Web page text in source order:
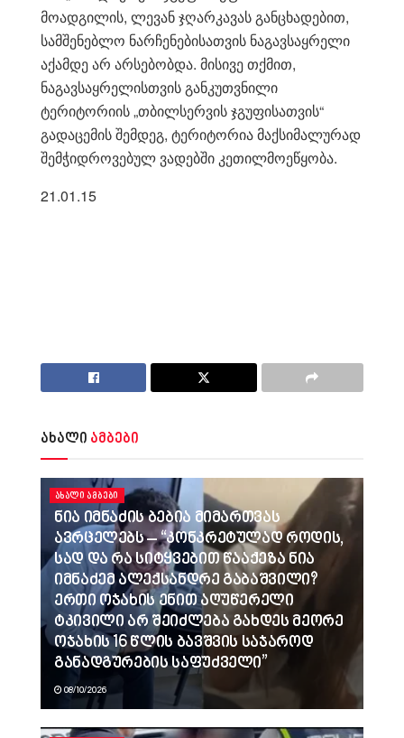
მოადგილის, ლევან ჯღარკავას განცხადებით,
სამშენებლო ნარჩენებისათვის ნაგავსაყრელი
აქამდე არ არსებობდა. მისივე თქმით,
ნაგავსაყრელისთვის განკუთვნილი
ტერიტორიის „თბილსერვის ჯგუფისათვის“
გადაცემის შემდეგ, ტერიტორია მაქსიმალურად
შემჭიდროვებულ ვადებში კეთილმოეწყობა.
21.01.15
ახალი ამბები
ᲐᲮᲐᲚᲘ ᲐᲛᲑᲔᲑᲘ
ნია იმნაძის ბებია მიმართვას
ავრცელებს – “კონკრეტულად როდის,
სად და რა სიტყვებით წააქეზა ნია
იმნაძემ ალექსანდრე გაბაშვილი?
ერთი ოჯახის ენით აღუწერელი
ტკივილი არ შეიძლება გახდეს მეორე
ოჯახის 16 წლის ბავშვის საჯაროდ
განადგურების საფუძველი”
08/10/2026